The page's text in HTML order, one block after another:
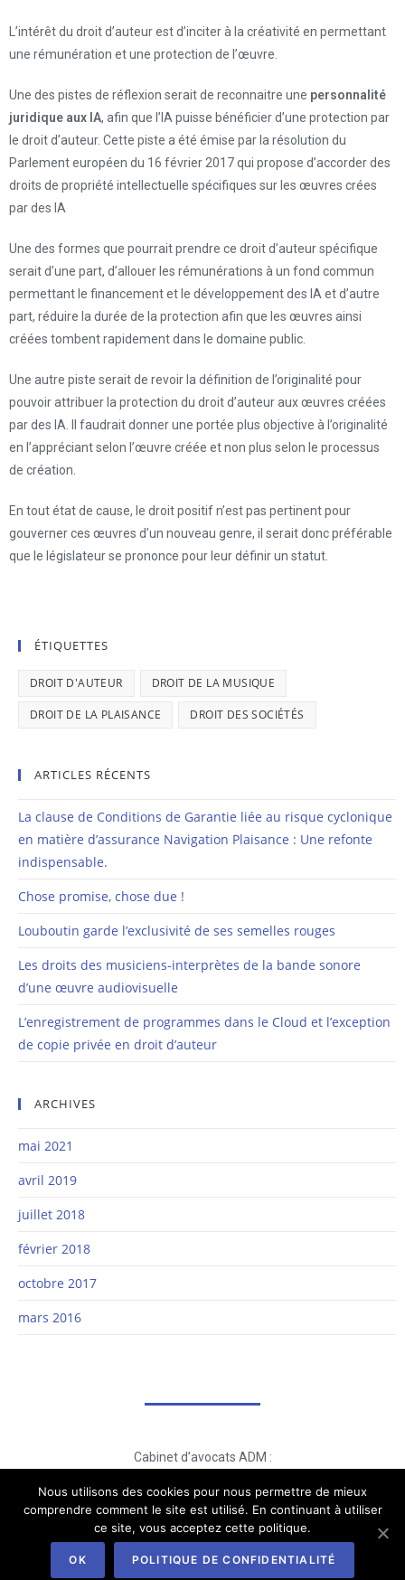
L’intérêt du droit d’auteur est d’inciter à la créativité en permettant
une rémunération et une protection de l’œuvre.
Une des pistes de réflexion serait de reconnaitre une personnalité
juridique aux IA, afin que l’IA puisse bénéficier d’une protection par
le droit d’auteur. Cette piste a été émise par la résolution du
Parlement européen du 16 février 2017 qui propose d’accorder des
droits de propriété intellectuelle spécifiques sur les œuvres crées
par des IA
Une des formes que pourrait prendre ce droit d’auteur spécifique
serait d’une part, d’allouer les rémunérations à un fond commun
permettant le financement et le développement des IA et d’autre
part, réduire la durée de la protection afin que les œuvres ainsi
créées tombent rapidement dans le domaine public.
Une autre piste serait de revoir la définition de l’originalité pour
pouvoir attribuer la protection du droit d’auteur aux œuvres créées
par des IA. Il faudrait donner une portée plus objective à l’originalité
en l’appréciant selon l’œuvre créée et non plus selon le processus
de création.
En tout état de cause, le droit positif n’est pas pertinent pour
gouverner ces œuvres d’un nouveau genre, il serait donc préférable
que le législateur se prononce pour leur définir un statut.
ÉTIQUETTES
DROIT D'AUTEUR DROIT DE LA MUSIQUE
DROIT DE LA PLAISANCE DROIT DES SOCIÉTÉS
ARTICLES RÉCENTS
La clause de Conditions de Garantie liée au risque cyclonique
en matière d’assurance Navigation Plaisance : Une refonte
indispensable.
Chose promise, chose due !
Louboutin garde l’exclusivité de ses semelles rouges
Les droits des musiciens-interprètes de la bande sonore
d’une œuvre audiovisuelle
L’enregistrement de programmes dans le Cloud et l’exception
de copie privée en droit d’auteur
ARCHIVES
mai 2021
avril 2019
juillet 2018
février 2018
octobre 2017
mars 2016
Cabinet d’avocats ADM :
tél. : +33 (0)4 91 34 30 05
Copyrights 2020 ADM –Mentions Légales–Politique de
confidentialité
Nous utilisons des cookies pour nous permettre de mieux
comprendre comment le site est utilisé. En continuant à utiliser
ce site, vous acceptez cette politique.
OK POLITIQUE DE CONFIDENTIALITÉ